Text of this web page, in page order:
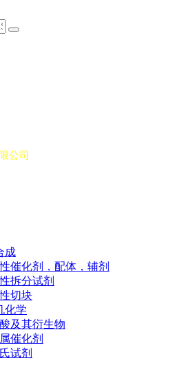
公司
成
催化剂，配体，辅剂
拆分试剂
切块
化学
及其衍生物
催化剂
试剂